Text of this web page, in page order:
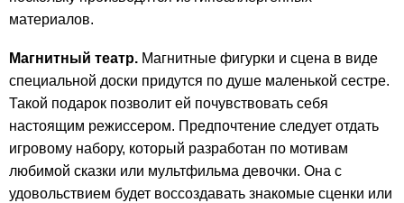
материалов.
Магнитный театр. Магнитные фигурки и сцена в виде
специальной доски придутся по душе маленькой сестре.
Такой подарок позволит ей почувствовать себя
настоящим режиссером. Предпочтение следует отдать
игровому набору, который разработан по мотивам
любимой сказки или мультфильма девочки. Она с
удовольствием будет воссоздавать знакомые сценки или